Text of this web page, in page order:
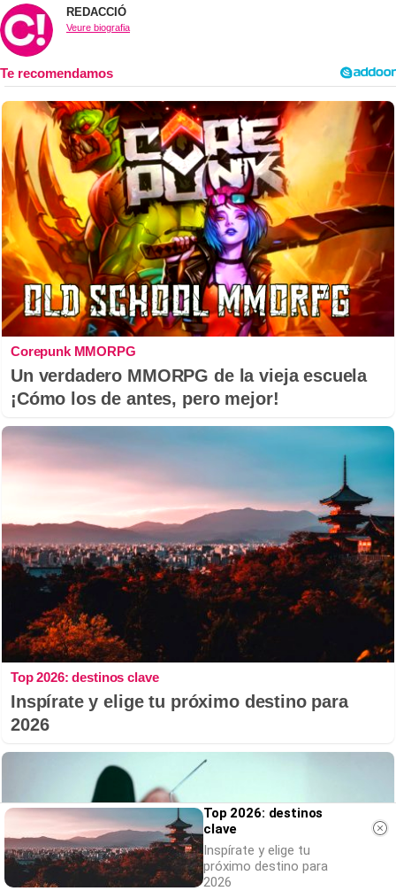
REDACCIÓ
Veure biografia
Corepunk MMORPG
Un verdadero MMORPG de la vieja escuela
¡Cómo los de antes, pero mejor!
Top 2026: destinos clave
Inspírate y elige tu próximo destino para
2026
Top 2026: destinos
clave
Inspírate y elige tu
próximo destino para
2026